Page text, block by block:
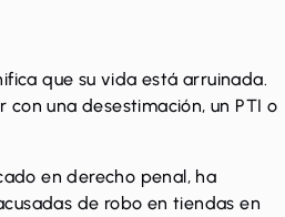
que su vida está arruinada.
una desestimación, un PTI o
en derecho penal, ha
de robo en tiendas en